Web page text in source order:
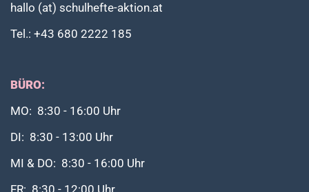
hallo (at) schulhefte-aktion.at
Tel.: +43 680 2222 185
BÜRO:
MO: 8:30 - 16:00 Uhr
DI: 8:30 - 13:00 Uhr
MI & DO: 8:30 - 16:00 Uhr